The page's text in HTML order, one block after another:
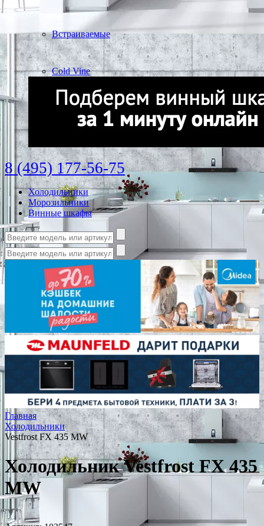
Встраиваемые
Cold Vine
8 (495) 177-56-75
Холодильники
Морозильники
Винные шкафы
Главная
Холодильники
Vestfrost FX 435 MW
Холодильник Vestfrost FX 435
MW